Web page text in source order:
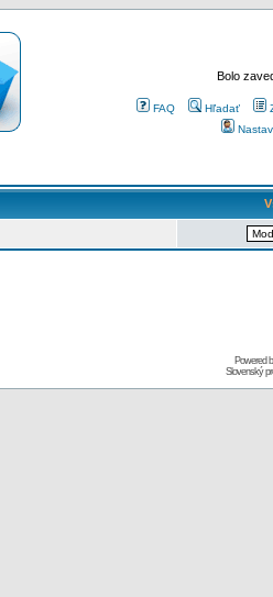
Bolo
FAQ Hľadať
Powered
Slovenský